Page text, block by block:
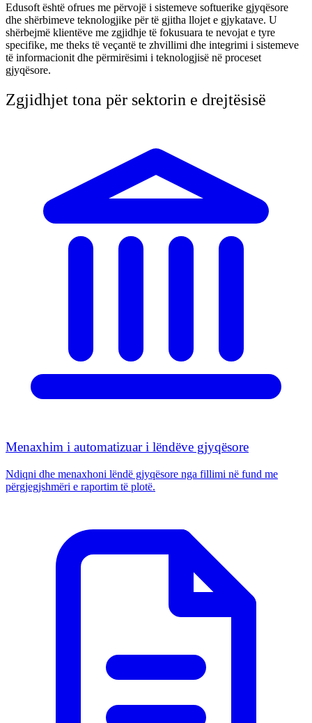
Edusoft është ofrues me përvojë i sistemeve softuerike gjyqësore
dhe shërbimeve teknologjike për të gjitha llojet e gjykatave. U
shërbejmë klientëve me zgjidhje të fokusuara te nevojat e tyre
specifike, me theks të veçantë te zhvillimi dhe integrimi i sistemeve
të informacionit dhe përmirësimi i teknologjisë në proceset
gjyqësore.
Zgjidhjet tona për sektorin e drejtësisë
Menaxhim i automatizuar i lëndëve gjyqësore
Ndiqni dhe menaxhoni lëndë gjyqësore nga fillimi në fund me
përgjegjshmëri e raportim të plotë.